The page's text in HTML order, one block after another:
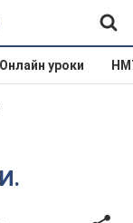
Онлайн уроки